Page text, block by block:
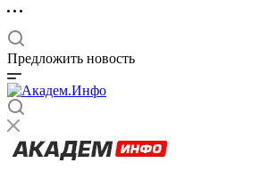
Предложить новость